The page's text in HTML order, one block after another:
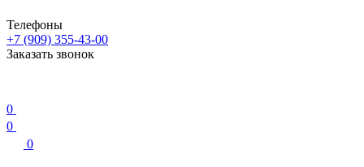
Телефоны
+7 (909) 355-43-00
Заказать звонок
0
0
0